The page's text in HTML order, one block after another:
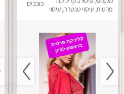
בלבד! מומלץ!
פרטית, עיסוי טנטרה, עיסוי
כוכבים